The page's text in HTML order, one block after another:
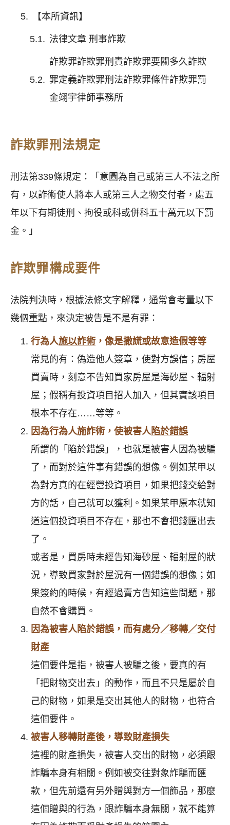
【本所資訊】
法律文章 刑事詐欺
詐欺罪詐欺罪刑責詐欺罪要關多久詐欺
罪定義詐欺罪刑法詐欺罪條件詐欺罪罰
金翊宇律師事務所
詐欺罪刑法規定
刑法第339條規定：「意圖為自己或第三人不法之所
有，以詐術使人將本人或第三人之物交付者，處五
年以下有期徒刑、拘役或科或併科五十萬元以下罰
金。」
詐欺罪構成要件
法院判決時，根據法條文字解釋，通常會考量以下
幾個重點，來決定被告是不是有罪：
行為人施以詐術 ，像是撒謊或故意造假等等
常見的有：偽造他人簽章，使對方誤信；房屋
買賣時，刻意不告知買家房屋是海砂屋、輻射
屋；假稱有投資項目招人加入，但其實該項目
根本不存在……等等。
因為行為人施詐術，使被害人陷於錯誤
所謂的「陷於錯誤」，也就是被害人因為被騙
了，而對於這件事有錯誤的想像。例如某甲以
為對方真的在經營投資項目，如果把錢交給對
方的話，自己就可以獲利。如果某甲原本就知
道這個投資項目不存在，那也不會把錢匯出去
了。
或者是，買房時未經告知海砂屋、輻射屋的狀
況，導致買家對於屋況有一個錯誤的想像；如
果簽約的時候，有經過賣方告知這些問題，那
自然不會購買。
因為被害人陷於錯誤，而有處分／移轉／交付
財產
這個要件是指，被害人被騙之後，要真的有
「把財物交出去」的動作，而且不只是屬於自
己的財物，如果是交出其他人的財物，也符合
這個要件。
被害人移轉財產後，導致財產損失
這裡的財產損失，被害人交出的財物，必須跟
詐騙本身有相關。例如被交往對象詐騙而匯
款，但先前還有另外贈與對方一個飾品，那麼
這個贈與的行為，跟詐騙本身無關，就不能算